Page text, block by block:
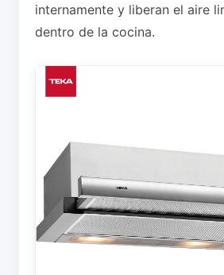
internamente y liberan el aire
dentro de la cocina.